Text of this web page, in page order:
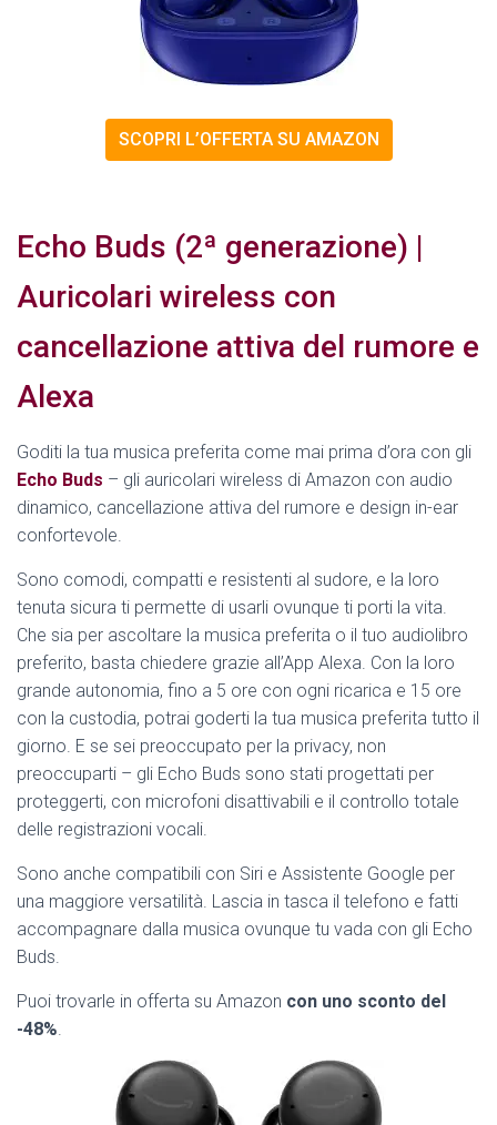
SCOPRI L’OFFERTA SU AMAZON
Echo Buds (2ª generazione) |
Auricolari wireless con
cancellazione attiva del rumore e
Alexa
Goditi la tua musica preferita come mai prima d’ora con gli
Echo Buds – gli auricolari wireless di Amazon con audio
dinamico, cancellazione attiva del rumore e design in-ear
confortevole.
Sono comodi, compatti e resistenti al sudore, e la loro
tenuta sicura ti permette di usarli ovunque ti porti la vita.
Che sia per ascoltare la musica preferita o il tuo audiolibro
preferito, basta chiedere grazie all’App Alexa. Con la loro
grande autonomia, fino a 5 ore con ogni ricarica e 15 ore
con la custodia, potrai goderti la tua musica preferita tutto il
giorno. E se sei preoccupato per la privacy, non
preoccuparti – gli Echo Buds sono stati progettati per
proteggerti, con microfoni disattivabili e il controllo totale
delle registrazioni vocali.
Sono anche compatibili con Siri e Assistente Google per
una maggiore versatilità. Lascia in tasca il telefono e fatti
accompagnare dalla musica ovunque tu vada con gli Echo
Buds.
Puoi trovarle in offerta su Amazon con uno sconto del
-48%.